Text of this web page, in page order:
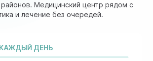
Медицинский центр рядом с
и лечение без очередей.
ДЕНЬ